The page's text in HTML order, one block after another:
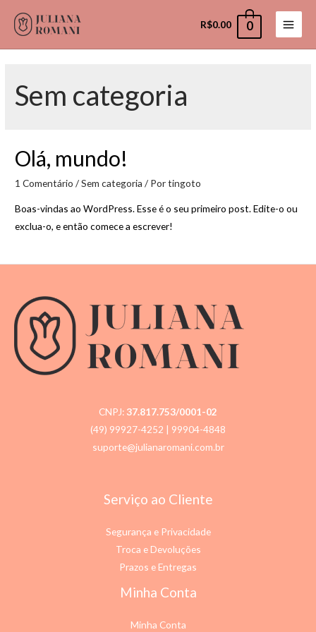
R$0.00 0
Main
Sem categoria
Olá, mundo!
1 Comentário /Sem categoria / Portingoto
Boas-vindas ao WordPress. Esse é o seu primeiro post. Edite-o ou
exclua-o, e então comece a escrever!
CNPJ: 37.817.753/0001-02
(49) 99927-4252 | 99904-4848
suporte@julianaromani.com.br
Serviço ao Cliente
Segurança e Privacidade
Troca e Devoluções
Prazos e Entregas
Minha Conta
Minha Conta